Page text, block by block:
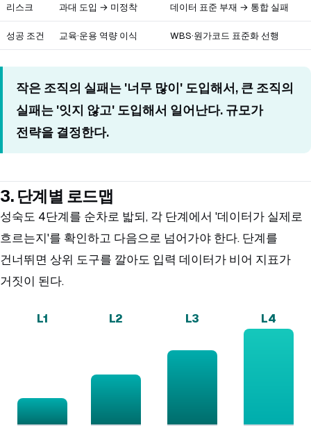
리스크 과대 도입 → 미정착 데이터 표준 부재 → 통합 실패
성공 조건 교육·운용 역량 이식 WBS·원가코드 표준화 선행
작은 조직의 실패는 '너무 많이' 도입해서, 큰 조직의
실패는 '잇지 않고' 도입해서 일어난다. 규모가
전략을 결정한다.
3. 단계별 로드맵
성숙도 4단계를 순차로 밟되, 각 단계에서 '데이터가 실제로
흐르는지'를 확인하고 다음으로 넘어가야 한다. 단계를
건너뛰면 상위 도구를 깔아도 입력 데이터가 비어 지표가
거짓이 된다.
L1 L2 L3 L4